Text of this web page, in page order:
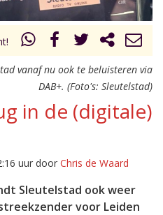
vanaf nu ook te beluisteren via
DAB+. (Foto's: Sleutelstad)
in de (digitale)
uur door Chris de Waard
Sleutelstad ook weer
voor Leiden